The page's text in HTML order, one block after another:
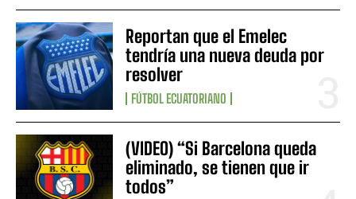
Reportan que el Emelec
tendría una nueva deuda por
resolver
FÚTBOL ECUATORIANO
(VIDEO) “Si Barcelona queda
eliminado, se tienen que ir
todos”